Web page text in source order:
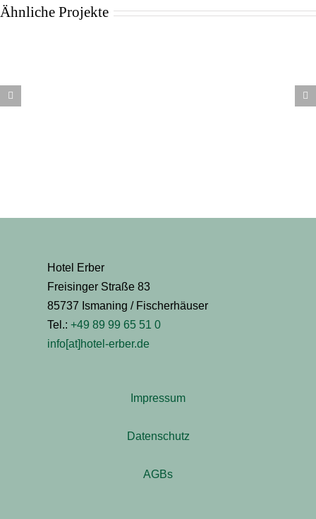
Ähnliche Projekte
Hotel Erber
Freisinger Straße 83
85737 Ismaning / Fischerhäuser
Tel.:+49 89 99 65 51 0
info[at]hotel-erber.de
Impressum
Datenschutz
AGBs